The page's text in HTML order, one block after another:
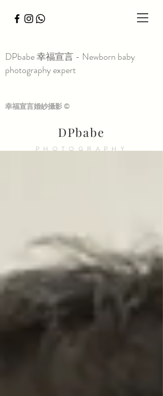
DPbabe 幸福宣言 - Newborn baby
photography expert
幸福宣言婚紗攝影 ©
DPbabe
PHOTOGRAPHY